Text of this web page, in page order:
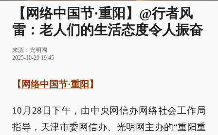
【网络中国节·重阳】@行者风
雷：老人们的生活态度令人振奋
来源： 光明网
2025-10-29 19:45
【 网络中国节·重阳 】
10月28日下午，由中央网信办网络社会工作局
指导，天津市委网信办、光明网主办的“重阳重